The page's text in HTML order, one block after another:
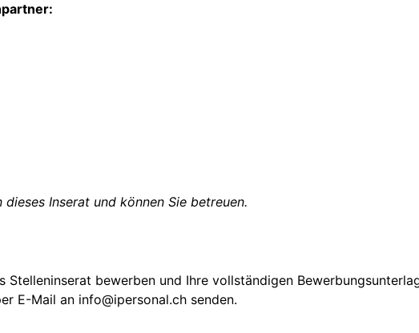
Inserat und können Sie betreuen.
Stelleninserat bewerben und Ihre vollständigen
E-Mail an info@ipersonal.ch senden.